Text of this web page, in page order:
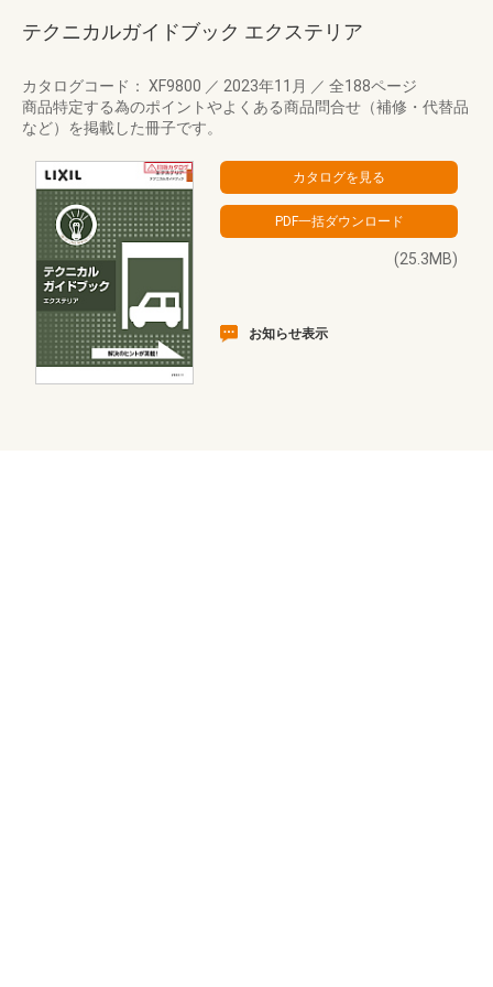
テクニカルガイドブック エクステリア
カタログコード： XF9800 ／ 2023年11月 ／ 全188ページ
商品特定する為のポイントやよくある商品問合せ（補修・代替品
など）を掲載した冊子です。
(25.3MB)
お知らせ表示